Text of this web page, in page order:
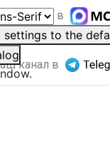
settings to the
канал в
канал в